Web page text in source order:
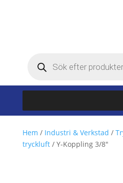
Hem / Industri & Verkstad /
tryckluft/ Y-Koppling 3/8″